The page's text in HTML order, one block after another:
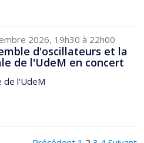
2026, 19h30 à 22h00
d'oscillateurs et la
de l'UdeM en concert
de l'UdeM